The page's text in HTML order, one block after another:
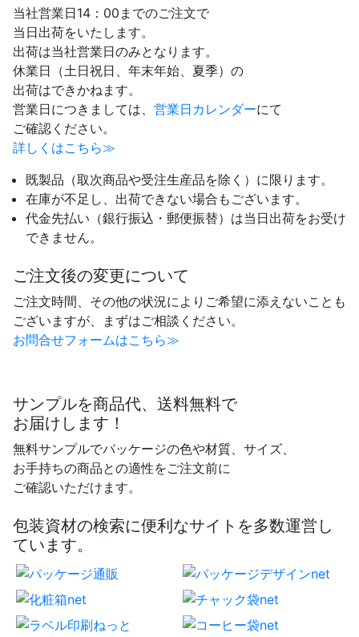
当社営業日14：00までのご注文で
当日出荷をいたします。
出荷は当社営業日のみとなります。
休業日（土日祝日、年末年始、夏季）の
出荷はできかねます。
営業日につきましては、 営業日カレンダーにて
ご確認ください。
詳しくはこちら≫
既製品（取次商品や受注生産品を除く）に限ります。
在庫が不足し、出荷できない場合もございます。
代金先払い（銀行振込・郵便振替）は当日出荷をお受け
できません。
ご注文後の変更について
ご注文時間、その他の状況によりご希望に添えないことも
ございますが、まずはご相談ください。
お問合せフォームはこちら≫
サンプルを商品代、送料無料で
お届けします！
無料サンプルでパッケージの色や材質、サイズ、
お手持ちの商品との適性をご注文前に
ご確認いただけます。
包装資材の検索に便利なサイトを多数運営し
ています。